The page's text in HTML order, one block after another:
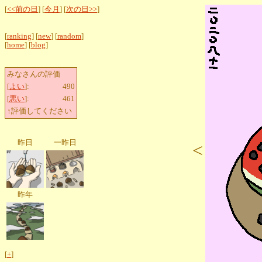
[<<前の日 ] [今月 ] [次の日>>]
[ranking] [new] [random]
[home] [blog]
みなさんの評価
[よい]:
490
[悪い]:
461
↑評価してください
昨日 一昨日
昨年
[+]
<